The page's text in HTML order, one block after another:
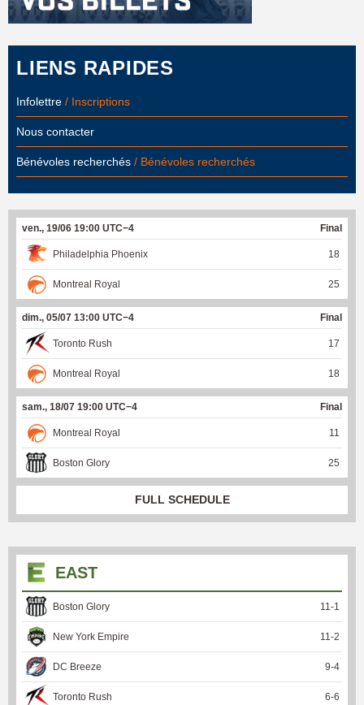
LIENS RAPIDES
Infolettre / Inscriptions
Nous contacter
Bénévoles recherchés / Bénévoles recherchés
ven., 19/06 19:00 UTC−4 Final
Philadelphia Phoenix 18
Montreal Royal 25
dim., 05/07 13:00 UTC−4 Final
Toronto Rush 17
Montreal Royal 18
sam., 18/07 19:00 UTC−4 Final
Montreal Royal 11
Boston Glory 25
FULL SCHEDULE
EAST
Boston Glory 11 -1
New York Empire 11 -2
DC Breeze 9-4
Toronto Rush 6-6